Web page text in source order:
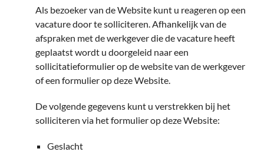
Als bezoeker van de Website kunt u reageren op een
vacature door te solliciteren. Afhankelijk van de
afspraken met de werkgever die de vacature heeft
geplaatst wordt u doorgeleid naar een
sollicitatieformulier op de website van de werkgever
of een formulier op deze Website.
De volgende gegevens kunt u verstrekken bij het
solliciteren via het formulier op deze Website:
Geslacht